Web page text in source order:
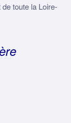
toute la Loire-